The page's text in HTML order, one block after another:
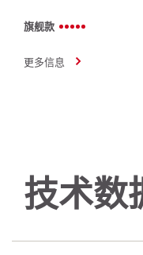
旗舰款
更多信息
技术数